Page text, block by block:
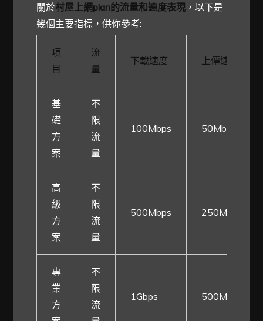
關於村屋上網plan的流量和速度表現 ，以下是
幾個主要指標，供你參考:
項
目
流
量
下載速度 上傳速度
基
礎
方
案
不
限
流
量
100Mbps 50Mbps
高
級
方
案
不
限
流
量
500Mbps 250Mbps
專
業
方
不
限
流
1Gbps 500Mbps